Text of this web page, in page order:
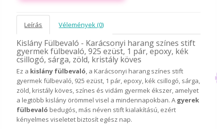
Leírás Vélemények (0)
Kislány Fülbevaló - Karácsonyi harang színes stift
gyermek fülbevaló, 925 ezüst, 1 pár, epoxy, kék
csillogó, sárga, zöld, kristály köves
Ez a kislány fülbevaló, a Karácsonyi harang színes stift
gyermek fülbevaló, 925 ezüst, 1 pár, epoxy, kék csillogó, sárga,
zöld, kristály köves, színes és vidám gyermek ékszer, amelyet
a legtöbb kislány örömmel visel a mindennapokban. A gyerek
fülbevaló bedugós, más néven stift kialakítású, ezért
kényelmes viseletet biztosít egész nap.